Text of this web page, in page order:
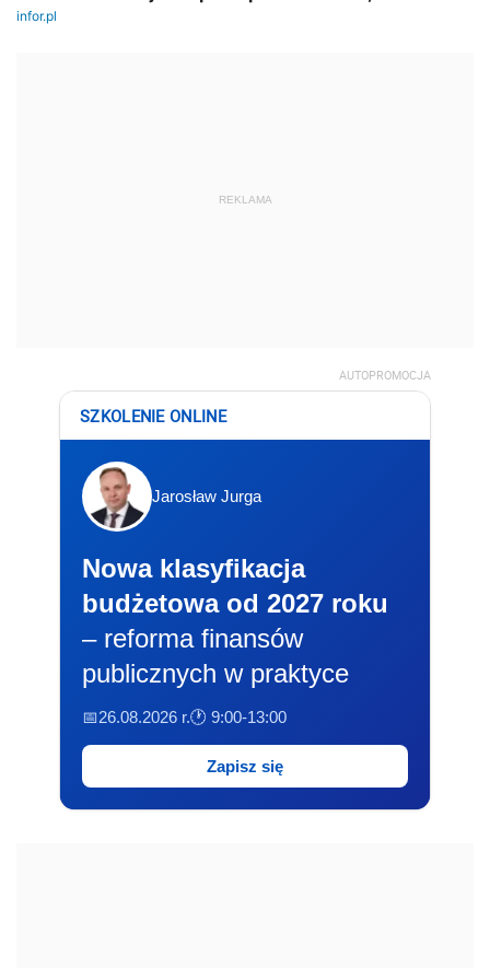
REKLAMA
AUTOPROMOCJA
SZKOLENIE ONLINE
Jarosław Jurga
Nowa klasyfikacja
budżetowa od 2027 roku
– reforma finansów
publicznych w praktyce
📅26.08.2026 r.🕐 9:00-13:00
Zapisz się